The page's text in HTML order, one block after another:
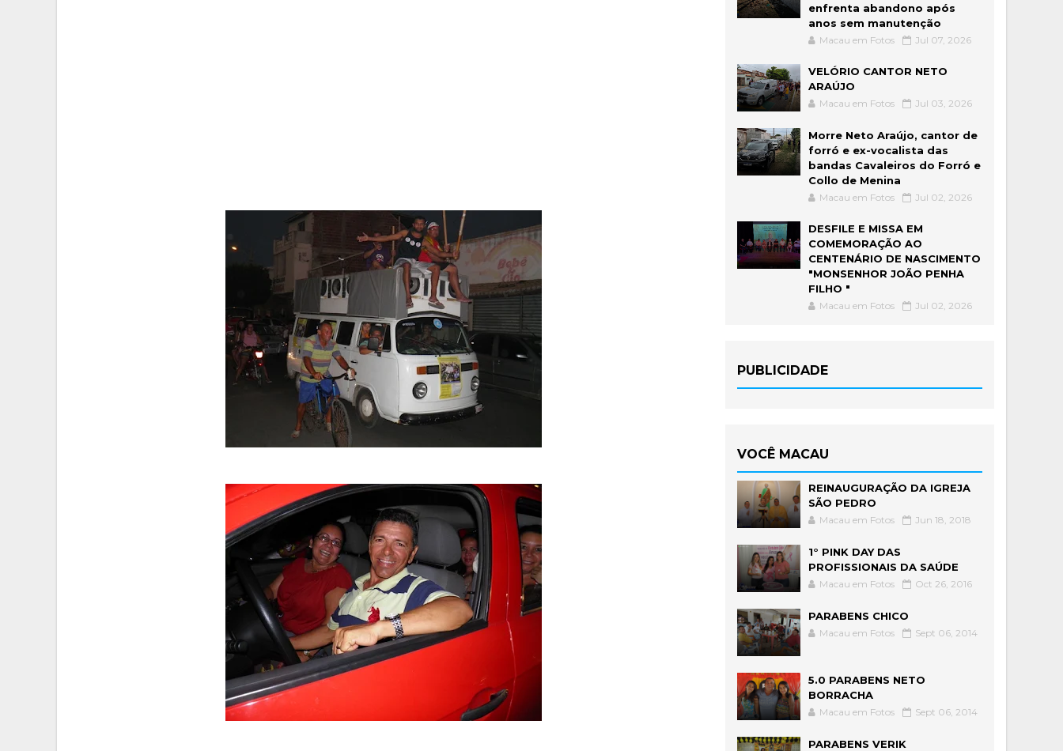
enfrenta abandono após
anos sem manutenção
Macau em Fotos Jul 07, 2026
VELÓRIO CANTOR NETO
ARAÚJO
Macau em Fotos Jul 03, 2026
Morre Neto Araújo, cantor de
forró e ex-vocalista das
bandas Cavaleiros do Forró e
Collo de Menina
Macau em Fotos Jul 02, 2026
DESFILE E MISSA EM
COMEMORAÇÃO AO
CENTENÁRIO DE NASCIMENTO
"MONSENHOR JOÃO PENHA
FILHO "
Macau em Fotos Jul 02, 2026
PUBLICIDADE
VOCÊ MACAU
REINAUGURAÇÃO DA IGREJA
SÃO PEDRO
Macau em Fotos Jun 18, 2018
1° PINK DAY DAS
PROFISSIONAIS DA SAÚDE
Macau em Fotos Oct 26, 2016
PARABENS CHICO
Macau em Fotos Sept 06, 2014
5.0 PARABENS NETO
BORRACHA
Macau em Fotos Sept 06, 2014
PARABENS VERIK